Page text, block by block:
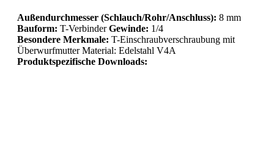
Außendurchmesser (Schlauch/Rohr/Anschluss): 8 mm
Bauform: T-VerbinderGewinde: 1/4
Besondere Merkmale: T-Einschraubverschraubung mit
Überwurfmutter Material: Edelstahl V4A
Produktspezifische Downloads: